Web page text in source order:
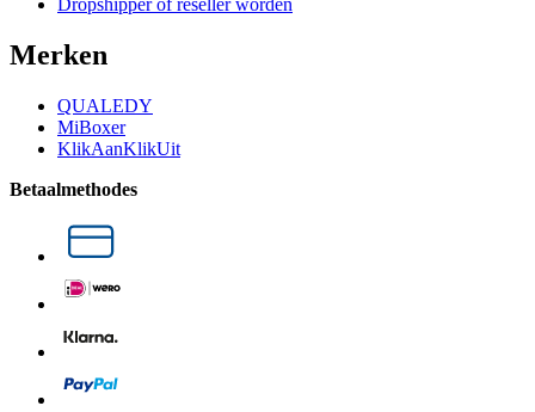
Dropshipper of reseller worden
Merken
QUALEDY
MiBoxer
KlikAanKlikUit
Betaalmethodes